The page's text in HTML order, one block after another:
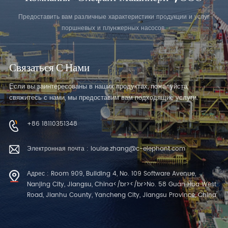
Предоставить вам различные характеристики продукции и услуг
поршневых и плунжерных насосов.
Связаться С Нами
Если вы заинтересованы в наших продуктах, пожалуйста,
свяжитесь с нами, мы предоставим вам подходящие услуги.
+86 18110351348
Электронная почта : louise.zhang@c-elephant.com
Адрес : Room 909, Building 4, No. 109 Software Avenue,
Nanjing City, Jiangsu, China</br></br>No. 58 Guan Hua West
Road, Jianhu County, Yancheng City, Jiangsu Province, China